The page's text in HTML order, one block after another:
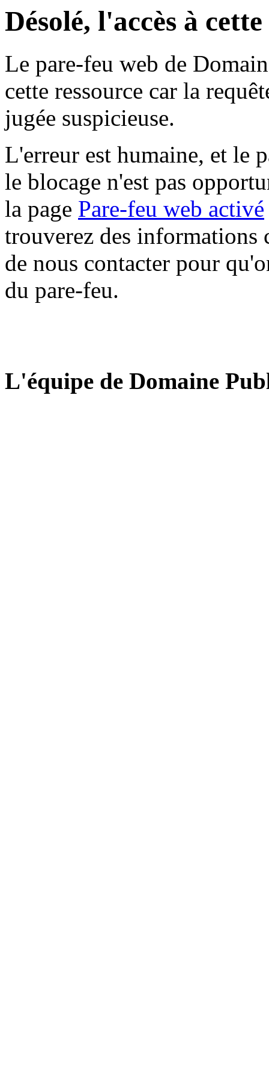
Désolé, l'accès à
Le pare-feu web de
cette ressource car la
jugée suspicieuse.
L'erreur est humaine, et le
le blocage n'est pas
la page Pare-feu web activé
trouverez des informations
de nous contacter pour
du pare-feu.
L'équipe de Domaine